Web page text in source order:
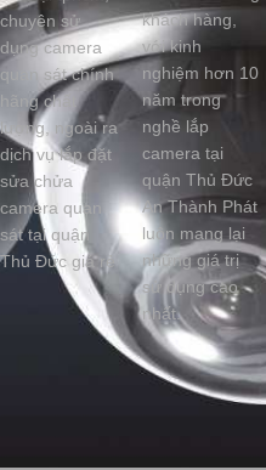
chuyên sử
dụng camera
quan sát chính
hãng chất
lượng, ngoài ra
dịch vụ lắp đặt
sửa chửa
camera quan
sát tại quận
Thủ Đức giá rẻ
khách hàng,
với kinh
nghiệm hơn 10
năm trong
nghề lắp
camera tại
quận Thủ Đức
An Thành Phát
luôn mang lại
những giá trị
sử dụng cao
nhất.